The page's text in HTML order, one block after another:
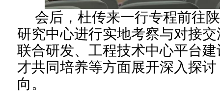
会后，杜传来一行专程前往
研究中心进行实地考察与对接
联合研发、工程技术中心平台
才共同培养等方面展开深入探
向。